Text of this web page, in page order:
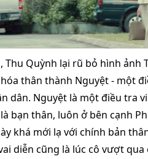
Thu Quỳnh lại rũ bỏ hình ảnh
thân thành Nguyệt - một
dân. Nguyệt là một điều tra
bạn thân, luôn ở bên cạnh
khá mới lạ với chính bản
diễn cũng là lúc cô vượt